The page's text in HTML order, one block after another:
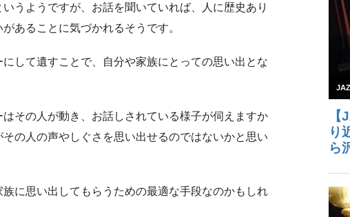
うようですが、お話を聞いていれば、人に歴史あり
あることに気づかれるそうです。
して遺すことで、自分や家族にとっての思い出とな
その人が動き、お話しされている様子が伺えますか
の人の声やしぐさを思い出せるのではないかと思い
に思い出してもらうための最適な手段なのかもしれ